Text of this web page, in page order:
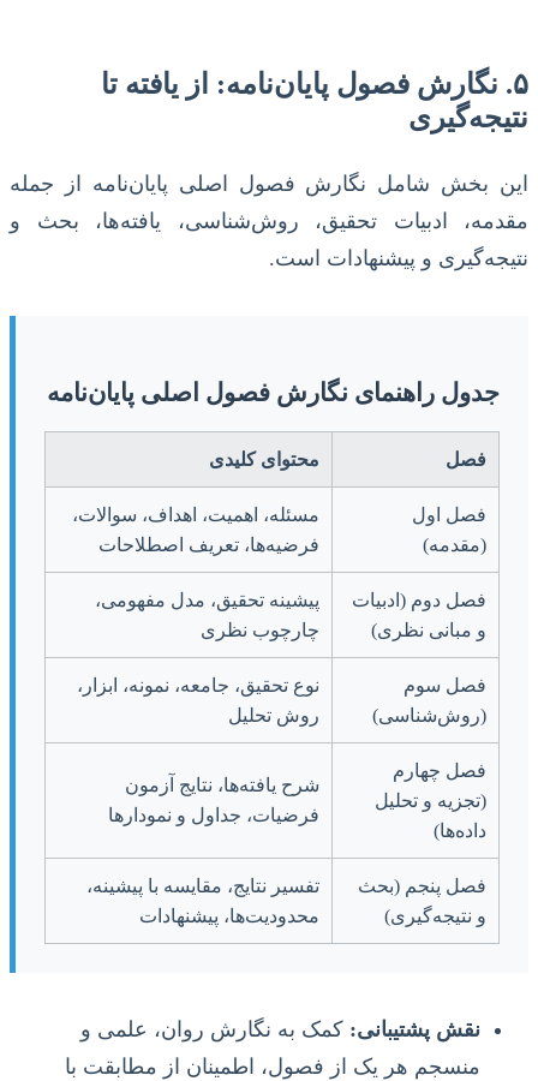
۵. نگارش فصول پایان‌نامه: از یافته تا
نتیجه‌گیری
این بخش شامل نگارش فصول اصلی پایان‌نامه از جمله
مقدمه، ادبیات تحقیق، روش‌شناسی، یافته‌ها، بحث و
نتیجه‌گیری و پیشنهادات است.
جدول راهنمای نگارش فصول اصلی پایان‌نامه
فصل محتوای کلیدی
فصل اول
(مقدمه)
مسئله، اهمیت، اهداف، سوالات،
فرضیه‌ها، تعریف اصطلاحات
فصل دوم (ادبیات
و مبانی نظری)
پیشینه تحقیق، مدل مفهومی،
چارچوب نظری
فصل سوم
(روش‌شناسی)
نوع تحقیق، جامعه، نمونه، ابزار،
روش تحلیل
فصل چهارم
(تجزیه و تحلیل
داده‌ها)
شرح یافته‌ها، نتایج آزمون
فرضیات، جداول و نمودارها
فصل پنجم (بحث
و نتیجه‌گیری)
تفسیر نتایج، مقایسه با پیشینه،
محدودیت‌ها، پیشنهادات
نقش پشتیبانی: کمک به نگارش روان، علمی و
منسجم هر یک از فصول، اطمینان از مطابقت با